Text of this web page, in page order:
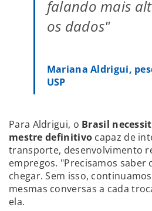
falando mais
os dados"
Mariana Aldrigui,
USP
Para Aldrigui, o Brasil
mestre definitivo capaz de
transporte, desenvolvimento
empregos. "Precisamos saber
chegar. Sem isso,
mesmas conversas a cada
ela.